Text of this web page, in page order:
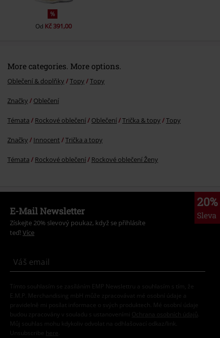
%
Od Kč 391,00
More categories. More options.
Oblečení & doplňky Topy Topy
Značky Oblečení
Témata Rockové oblečení Oblečení Trička & topy Topy
Značky Innocent Trička a topy
Témata Rockové oblečení Rockové oblečení Ženy
20%
Sleva
E-Mail Newsletter
Získejte 20% slevový poukaz, když se přihlásíte
teď! Více
Tímto souhlasím se zasíláním EMP Newslettru a souhlasím s tím, že
E.M.P. Merchandising mbH může zpracovávat mé osobní údaje a
pravidelně mi posílat informace o svých produktech. Mé osobní údaje
budou zpracovány v souladu s ustanoveními
Ochrana osobních údajů
Můj souhlas mohu kdykoliv odvolat na odhlašovací odkaz/link.
Unsubscribe here